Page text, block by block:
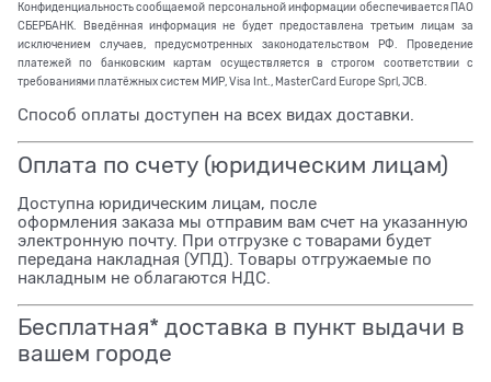
Конфиденциальность сообщаемой персональной информации обеспечивается ПАО
СБЕРБАНК. Введённая информация не будет предоставлена третьим лицам за
исключением случаев, предусмотренных законодательством РФ. Проведение
платежей по банковским картам осуществляется в строгом соответствии с
требованиями платёжных систем МИР, Visa Int., MasterCard Europe Sprl, JCB.
Способ оплаты доступен на всех видах доставки.
Оплата по счету (юридическим лицам)
Доступна юридическим лицам, после
оформления заказа мы отправим вам счет на указанную
электронную почту. При отгрузке с товарами будет
передана накладная (УПД). Товары отгружаемые по
накладным не облагаются НДС.
Бесплатная* доставка в пункт выдачи в
вашем городе